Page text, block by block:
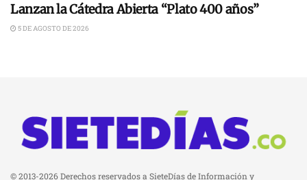
Lanzan la Cátedra Abierta “Plato 400 años”
5 DE AGOSTO DE 2026
© 2013-2026 Derechos reservados a SieteDías de Información y